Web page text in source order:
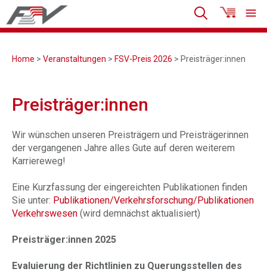
Home > Veranstaltungen > FSV-Preis 2026 > Preisträger:innen
Preisträger:innen
Wir wünschen unseren Preisträgern und Preisträgerinnen
der vergangenen Jahre alles Gute auf deren weiterem
Karriereweg!
Eine Kurzfassung der eingereichten Publikationen finden
Sie unter: Publikationen/Verkehrsforschung/Publikationen
Verkehrswesen (wird demnächst aktualisiert)
Preisträger:innen 2025
Evaluierung der Richtlinien zu Querungsstellen des